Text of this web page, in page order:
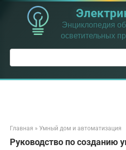
Перейти
контенту
Энциклопедия
осветительных
Поиск:
Главная » Умный дом и автоматизация
Руководство по созданию